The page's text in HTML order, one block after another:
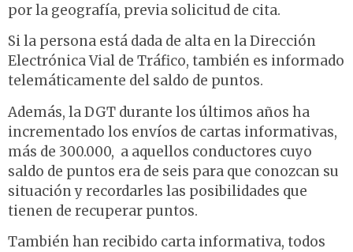
por la geografía, previa solicitud de cita.
Si la persona está dada de alta en la Dirección
Electrónica Vial de Tráfico, también es informado
telemáticamente del saldo de puntos.
Además, la DGT durante los últimos años ha
incrementado los envíos de cartas informativas,
más de 300.000, a aquellos conductores cuyo
saldo de puntos era de seis para que conozcan su
situación y recordarles las posibilidades que
tienen de recuperar puntos.
También han recibido carta informativa, todos